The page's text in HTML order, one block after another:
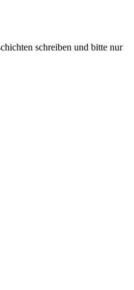
schreiben und bitte nur